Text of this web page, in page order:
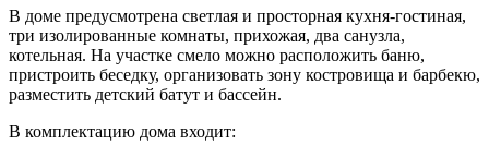
В доме предусмотрена светлая и просторная кухня-гостиная,
три изолированные комнаты, прихожая, два санузла,
котельная. На участке смело можно расположить баню,
пристроить беседку, организовать зону костровища и барбекю,
разместить детский батут и бассейн.
В комплектацию дома входит: